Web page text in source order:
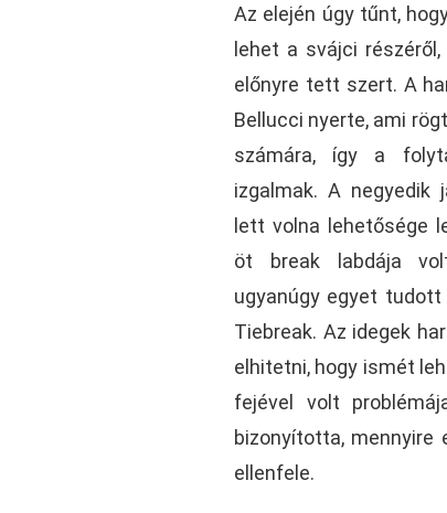
Az elején úgy tűnt,
lehet a svájci
előnyre tett szert. A
Bellucci nyerte, ami
számára, így a
izgalmak. A negyedik
lett volna lehetősége
öt break labdája
ugyanúgy egyet
Tiebreak. Az idegek
elhitetni, hogy ismét
fejével volt
bizonyította, mennyire
ellenfele.